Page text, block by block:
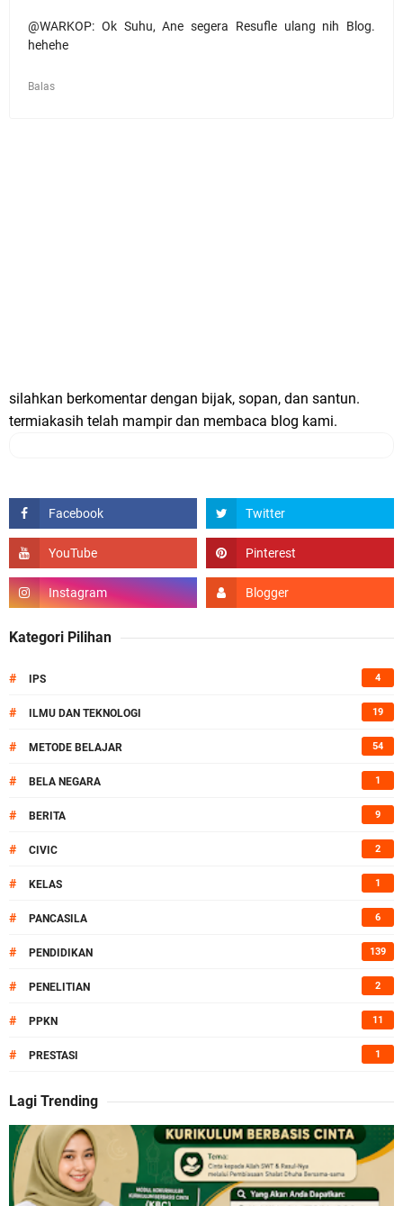
@WARKOP: Ok Suhu, Ane segera Resufle ulang nih Blog.
hehehe
Balas
silahkan berkomentar dengan bijak, sopan, dan santun.
termiakasih telah mampir dan membaca blog kami.
Kategori Pilihan
# IPS 4
# ILMU DAN TEKNOLOGI 19
# METODE BELAJAR 54
# BELA NEGARA 1
# BERITA 9
# CIVIC 2
# KELAS 1
# PANCASILA 6
# PENDIDIKAN 139
# PENELITIAN 2
# PPKN 11
# PRESTASI 1
Lagi Trending